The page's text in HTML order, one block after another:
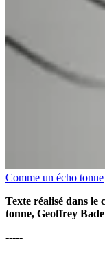
Comme un écho tonne
Texte réalisé dans le
tonne, Geoffrey
-----